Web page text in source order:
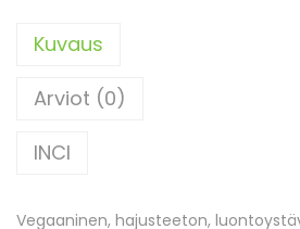
Kuvaus
Arviot (0)
INCI
Vegaaninen, hajusteeton,